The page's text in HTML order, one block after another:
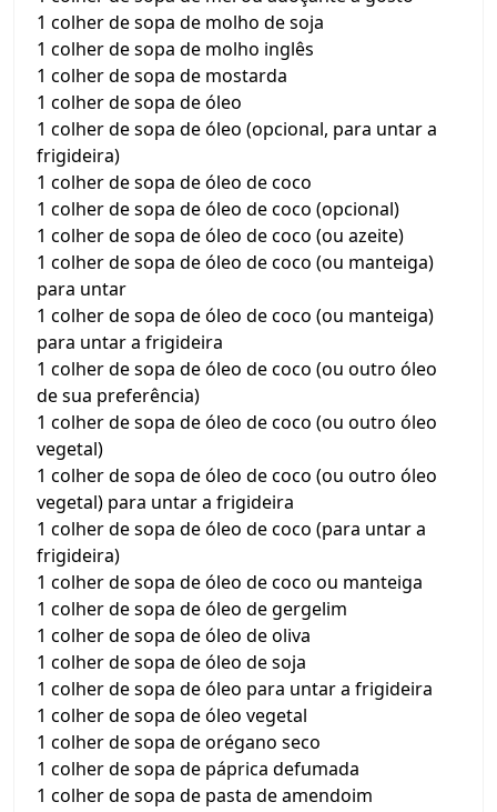
1 colher de sopa de molho de soja
1 colher de sopa de molho inglês
1 colher de sopa de mostarda
1 colher de sopa de óleo
1 colher de sopa de óleo (opcional, para untar a
frigideira)
1 colher de sopa de óleo de coco
1 colher de sopa de óleo de coco (opcional)
1 colher de sopa de óleo de coco (ou azeite)
1 colher de sopa de óleo de coco (ou manteiga)
para untar
1 colher de sopa de óleo de coco (ou manteiga)
para untar a frigideira
1 colher de sopa de óleo de coco (ou outro óleo
de sua preferência)
1 colher de sopa de óleo de coco (ou outro óleo
vegetal)
1 colher de sopa de óleo de coco (ou outro óleo
vegetal) para untar a frigideira
1 colher de sopa de óleo de coco (para untar a
frigideira)
1 colher de sopa de óleo de coco ou manteiga
1 colher de sopa de óleo de gergelim
1 colher de sopa de óleo de oliva
1 colher de sopa de óleo de soja
1 colher de sopa de óleo para untar a frigideira
1 colher de sopa de óleo vegetal
1 colher de sopa de orégano seco
1 colher de sopa de páprica defumada
1 colher de sopa de pasta de amendoim